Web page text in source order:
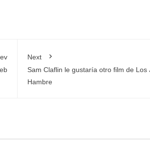
Next
Sam Claflin le gustaría otro film de Los
Hambre